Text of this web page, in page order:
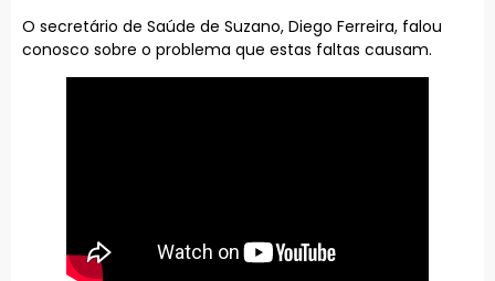
O secretário de Saúde de Suzano, Diego Ferreira, falou
conosco sobre o problema que estas faltas causam.